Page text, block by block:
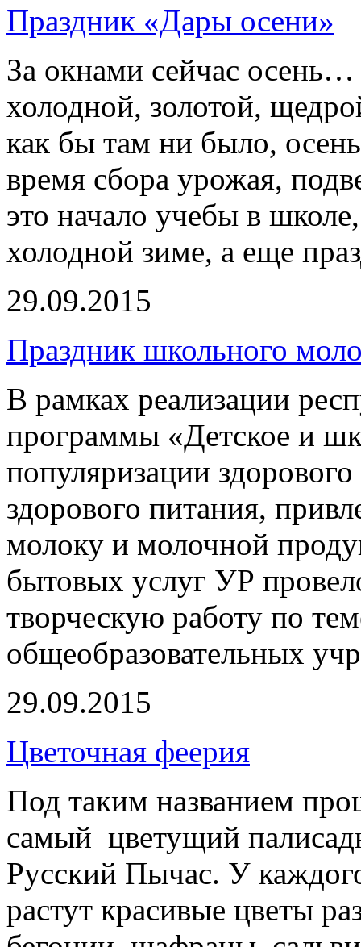
Праздник «Дары осени»
За окнами сейчас
холодной, золотой,
как бы там ни было,
время сбора урожая,
это начало учебы в
холодной зиме, а еще
29.09.2015
Праздник школьного
В рамках реализации
программы «Детское и
популяризации
здорового питания,
молоку и молочной
бытовых услуг УР
творческую работу по
общеобразовательных
29.09.2015
Цветочная феерия
Под таким названием
самый цветущий
Русский Пычас. У
растут красивые цветы